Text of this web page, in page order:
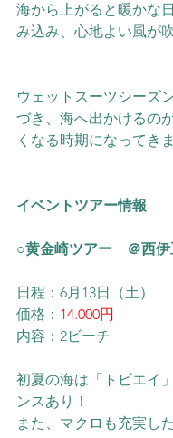
海から上がると暖かな
み込み、心地よい風が
ウェットスーツシーズ
づき、海へ出かけるの
くなる時期になってき
イベントツアー情報
○黄金崎ツアー　＠西
日程：6月13日（土）
価格： 14.000円
内容：2ビーチ
初夏の海は「トビエイ
ンスあり！
また、マクロも充実し